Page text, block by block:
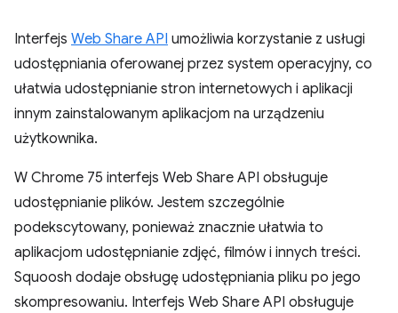
Interfejs Web Share API umożliwia korzystanie z usługi
udostępniania oferowanej przez system operacyjny, co
ułatwia udostępnianie stron internetowych i aplikacji
innym zainstalowanym aplikacjom na urządzeniu
użytkownika.
W Chrome 75 interfejs Web Share API obsługuje
udostępnianie plików. Jestem szczególnie
podekscytowany, ponieważ znacznie ułatwia to
aplikacjom udostępnianie zdjęć, filmów i innych treści.
Squoosh dodaje obsługę udostępniania pliku po jego
skompresowaniu. Interfejs Web Share API obsługuje